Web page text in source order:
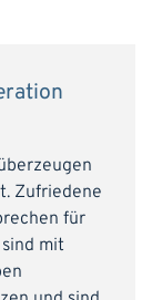
Zufriedene
für
mit